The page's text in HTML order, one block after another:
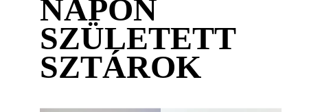
NAPON
SZÜLETETT
SZTÁROK